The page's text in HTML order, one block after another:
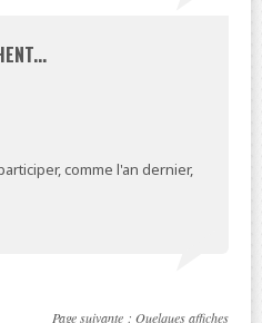
comme l'an dernier,
Page suivante : Quelques affiches